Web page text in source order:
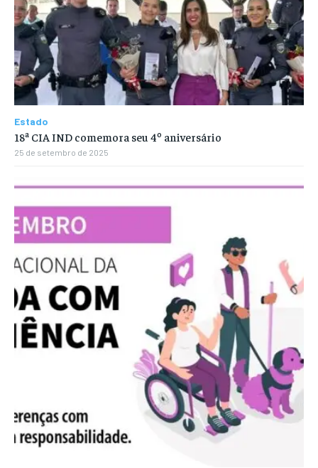
Estado
18ª CIA IND comemora seu 4º aniversário
25 de setembro de 2025